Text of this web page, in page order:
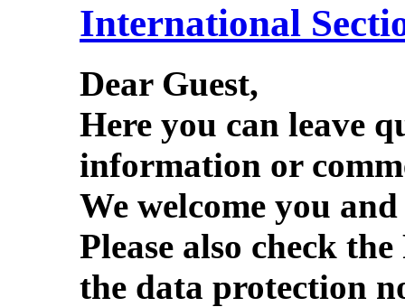
International
Dear Guest,
Here you can leave
information or
We welcome you
Please also check
the data protection